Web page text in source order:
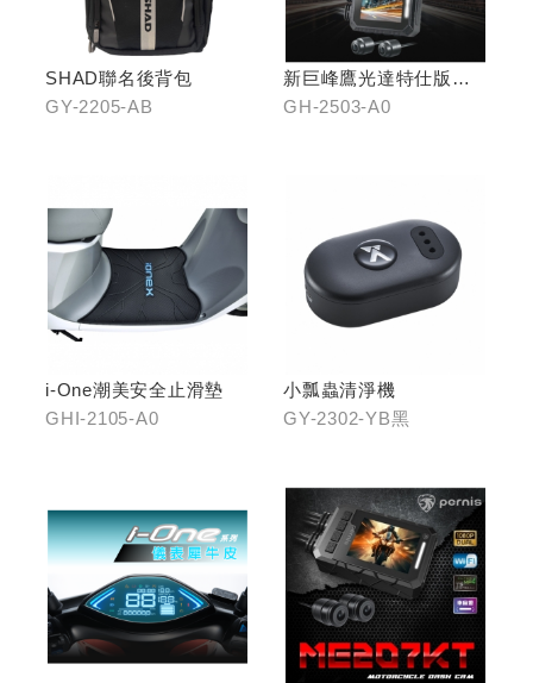
SHAD聯名後背包
GY-2205-AB
新巨峰鷹光達特仕版行
車紀錄器
GH-2503-A0
i-One潮美安全止滑墊
GHI-2105-A0
小瓢蟲清淨機
GY-2302-YB黑